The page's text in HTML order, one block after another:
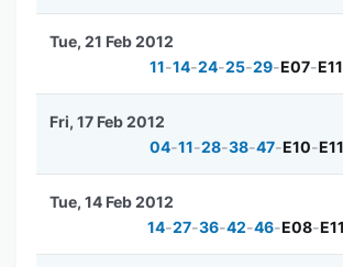
11-14-24-25-29-E07-E11
Tue, 21 Feb 2012
04-11-28-38-47-E10-E11
Fri, 17 Feb 2012
14-27-36-42-46-E08-E11
Tue, 14 Feb 2012